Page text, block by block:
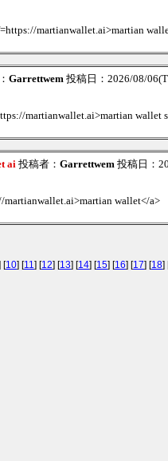
martianwallet.ai>martian
Garrettwem 投稿日：2026/08/
martianwallet.ai>martian wallet
ai 投稿者： Garrettwem 投稿日：
martianwallet.ai>martian wallet</a>
[10] [11] [12] [13] [14] [15] [16] [17] [18]